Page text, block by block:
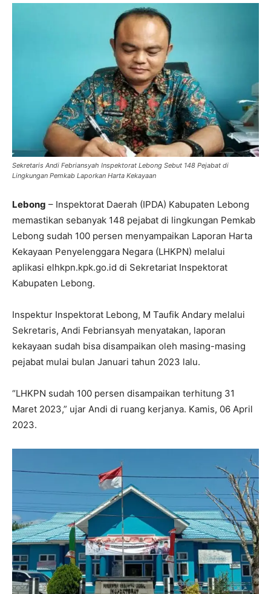
Sekretaris Andi Febriansyah Inspektorat Lebong Sebut 148 Pejabat di
Lingkungan Pemkab Laporkan Harta Kekayaan
Lebong – Inspektorat Daerah (IPDA) Kabupaten Lebong
memastikan sebanyak 148 pejabat di lingkungan Pemkab
Lebong sudah 100 persen menyampaikan Laporan Harta
Kekayaan Penyelenggara Negara (LHKPN) melalui
aplikasi elhkpn.kpk.go.id di Sekretariat Inspektorat
Kabupaten Lebong.
Inspektur Inspektorat Lebong, M Taufik Andary melalui
Sekretaris, Andi Febriansyah menyatakan, laporan
kekayaan sudah bisa disampaikan oleh masing-masing
pejabat mulai bulan Januari tahun 2023 lalu.
“LHKPN sudah 100 persen disampaikan terhitung 31
Maret 2023,” ujar Andi di ruang kerjanya. Kamis, 06 April
2023.